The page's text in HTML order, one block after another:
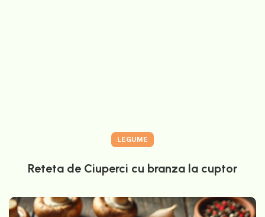
LEGUME
Reteta de Ciuperci cu branza la cuptor